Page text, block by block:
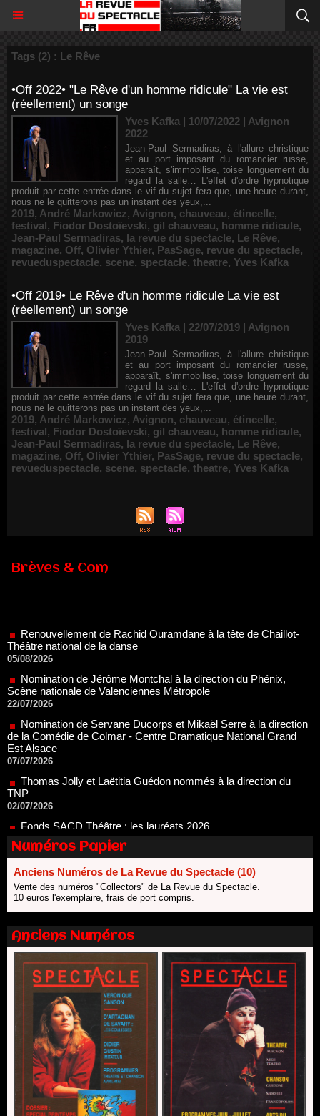
Tags (2) : Le Rêve
•Off 2022• "Le Rêve d'un homme ridicule" La vie est
(réellement) un songe
Yves Kafka | 10/07/2022 | Avignon
2022
Jean-Paul Sermadiras, à l'allure christique
et au port imposant du romancier russe,
apparaît, s'immobilise, toise longuement du
regard la salle… L'effet d'ordre hypnotique
produit par cette entrée dans le vif du sujet fera que, une heure durant,
nous ne le quitterons pas un instant des yeux,...
2019, André Markowicz, Avignon, chauveau, étincelle,
festival, Fiodor Dostoïevski, gil chauveau, homme ridicule,
Jean-Paul Sermadiras, la revue du spectacle, Le Rêve,
magazine, Off, Olivier Ythier, PasSage, revue du spectacle,
revueduspectacle, scene, spectacle, theatre, Yves Kafka
•Off 2019• Le Rêve d'un homme ridicule La vie est
(réellement) un songe
Yves Kafka | 22/07/2019 | Avignon
2019
Jean-Paul Sermadiras, à l'allure christique
et au port imposant du romancier russe,
apparaît, s'immobilise, toise longuement du
regard la salle… L'effet d'ordre hypnotique
produit par cette entrée dans le vif du sujet fera que, une heure durant,
nous ne le quitterons pas un instant des yeux,...
2019, André Markowicz, Avignon, chauveau, étincelle,
festival, Fiodor Dostoïevski, gil chauveau, homme ridicule,
Jean-Paul Sermadiras, la revue du spectacle, Le Rêve,
magazine, Off, Olivier Ythier, PasSage, revue du spectacle,
revueduspectacle, scene, spectacle, theatre, Yves Kafka
Brèves & Com
05/08/2026
Nomination de Jérôme Montchal à la direction du Phénix,
Scène nationale de Valenciennes Métropole
22/07/2026
Nomination de Servane Ducorps et Mikaël Serre à la direction
de la Comédie de Colmar - Centre Dramatique National Grand
Est Alsace
07/07/2026
Thomas Jolly et Laëtitia Guédon nommés à la direction du
TNP
02/07/2026
Fonds SACD Théâtre : les lauréats 2026
23/06/2026
Dispositif ARTCENA Écrire pour le cirque, les lauréats 2026 !
20/06/2026
18/06/2026
Les 10 lauréats du Fonds Grandes Formes Théâtre 2026
Nomination de Nathalie Garraud et Olivier Saccomano à la
direction du Théâtre de Gennevilliers - CDN
13/06/2026
Dispositif SACD Auteurs d'espaces : les lauréats 2026
18/03/2026
Numéros Papier
Anciens Numéros de La Revue du Spectacle (10)
Vente des numéros "Collectors" de La Revue du Spectacle.
10 euros l'exemplaire, frais de port compris.
Anciens Numéros